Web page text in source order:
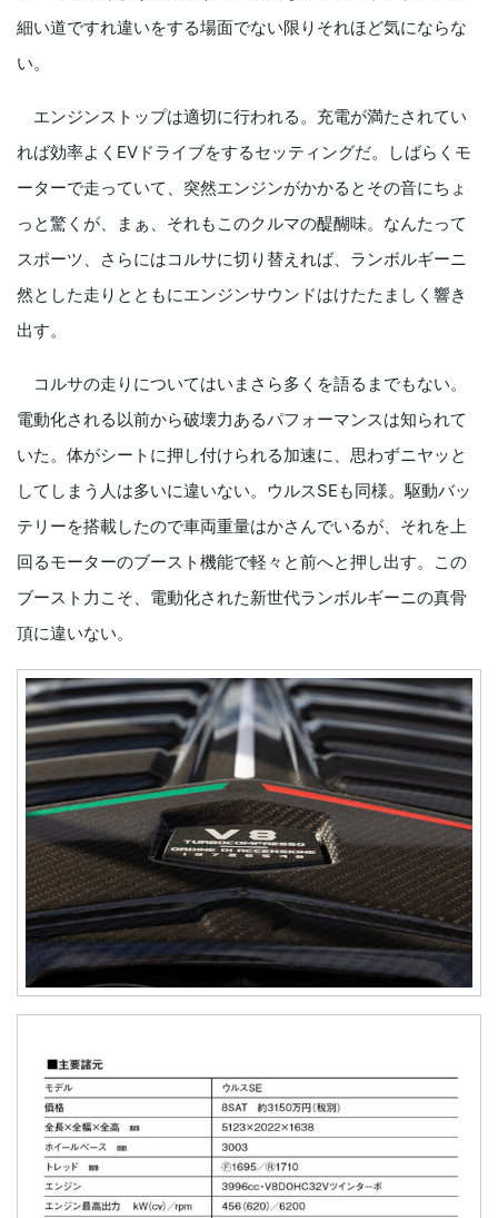
細い道ですれ違いをする場面でない限りそれほど気にならな
い。
エンジンストップは適切に行われる。充電が満たされてい
れば効率よくEVドライブをするセッティングだ。しばらくモ
ーターで走っていて、突然エンジンがかかるとその音にちょ
っと驚くが、まぁ、それもこのクルマの醍醐味。なんたって
スポーツ、さらにはコルサに切り替えれば、ランボルギーニ
然とした走りとともにエンジンサウンドはけたたましく響き
出す。
コルサの走りについてはいまさら多くを語るまでもない。
電動化される以前から破壊力あるパフォーマンスは知られて
いた。体がシートに押し付けられる加速に、思わずニヤッと
してしまう人は多いに違いない。ウルスSEも同様。駆動バッ
テリーを搭載したので車両重量はかさんでいるが、それを上
回るモーターのブースト機能で軽々と前へと押し出す。この
ブースト力こそ、電動化された新世代ランボルギーニの真骨
頂に違いない。